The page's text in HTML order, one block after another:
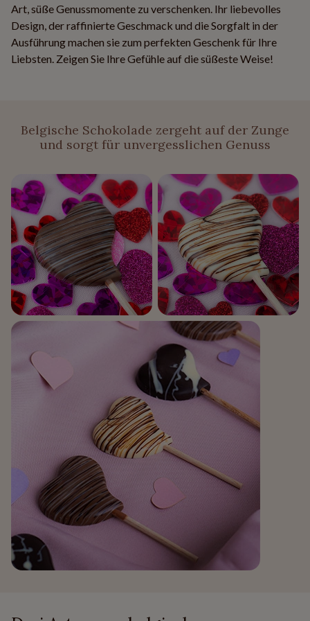
Art, süße Genussmomente zu verschenken. Ihr liebevolles
Design, der raffinierte Geschmack und die Sorgfalt in der
Ausführung machen sie zum perfekten Geschenk für Ihre
Liebsten. Zeigen Sie Ihre Gefühle auf die süßeste Weise!
Belgische Schokolade zergeht auf der Zunge
und sorgt für unvergesslichen Genuss